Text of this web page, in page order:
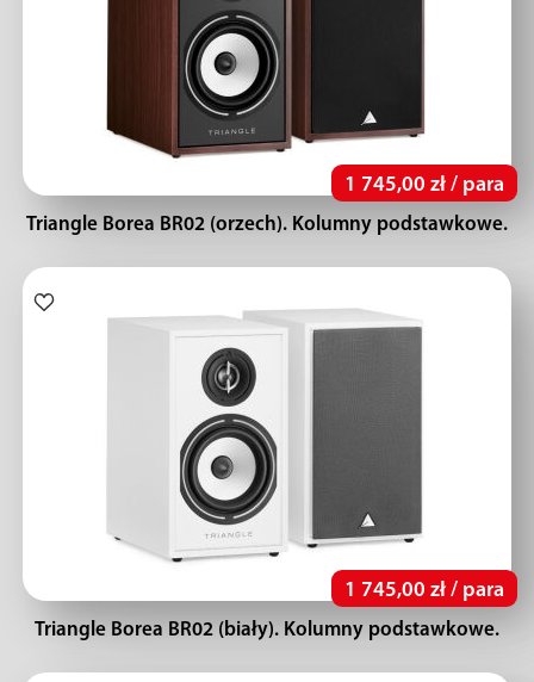
1 745,00 zł / para
Triangle Borea BR02 (orzech). Kolumny podstawkowe.
1 745,00 zł / para
Triangle Borea BR02 (biały). Kolumny podstawkowe.